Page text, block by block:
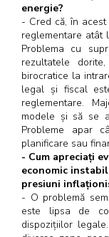
energie?
- Cred că, în
reglementare atât
Problema cu
rezultatele
birocratice la
legal și fiscal
reglementare.
modele și să se
Probleme apar
planificare sau
- Cum apreciați
economic
presiuni
- O problemă
este lipsa de
dispozițiilor